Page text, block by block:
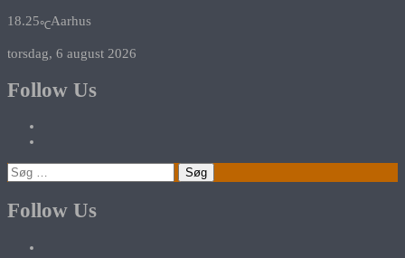
18.25℃Aarhus
torsdag, 6 august 2026
Follow Us
Søg
efter:
Follow Us